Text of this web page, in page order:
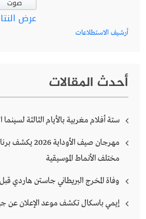
عرض
أرشيف الاستطلاعات
أحدث المقالات
ستة أفلام مغربية بالأيام الثالثة
مهرجان صيف
مختلف الأنماط الموسيقية
وفاة المخرج البريطاني جاستن هاردي
إيمي باسكال تكشف موعد الإعلان عن